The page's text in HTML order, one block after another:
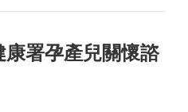
署孕產兒關懷諮